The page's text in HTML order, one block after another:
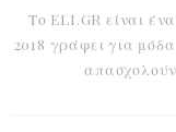
Το ELI.GR είναι
2018 γράφει για